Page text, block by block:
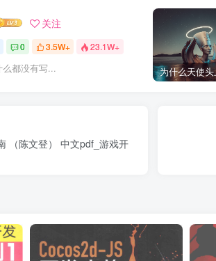
关注
0 3.5W+ 23.1W+
都没有写...
（陈文登） 中文pdf_游戏开